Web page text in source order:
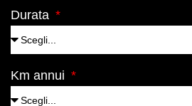
Durata
Km annui